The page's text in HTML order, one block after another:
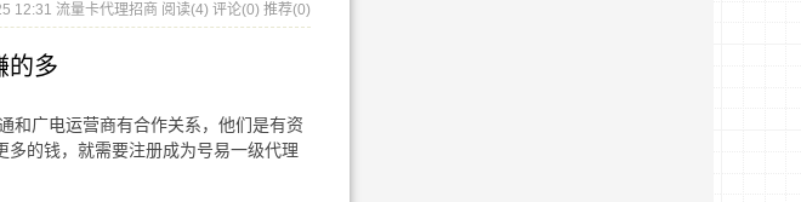
12:31 流量卡代理招商 阅读(4) 评论(0) 推荐(0)
的多
和广电运营商有合作关系，他们是有资
的钱，就需要注册成为号易一级代理